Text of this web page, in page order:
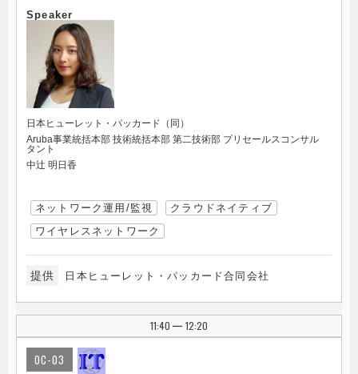
Speaker
日本ヒューレット・パッカード（同）
Aruba事業統括本部 技術統括本部 第二技術部 プリセールスコンサル
タント
中辻 明日香
ネットワーク運用/監視
クラウドネイティブ
ワイヤレスネットワーク
提供 日本ヒューレット・パッカード合同会社
11:40 | 12:20
OC-03